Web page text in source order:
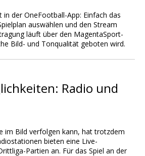
der OneFootball-App: Einfach das
auswählen und den Stream
läuft über den MagentaSport-
Bild- und Tonqualität geboten wird.
Radio und
im Bild verfolgen kann, hat trotzdem
bieten eine Live-
Partien an. Für das Spiel an der